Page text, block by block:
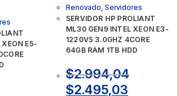
XEON E5-
Renovado, Servidores
SERVIDOR HP PROLIANT
ML30 GEN9 INTEL XEON E3-
1220V5 3.0GHZ 4CORE
64GB RAM 1TB HDD
$2.994,04
$2.495,03